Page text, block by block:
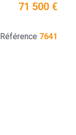
71 500 €
Référence 7641